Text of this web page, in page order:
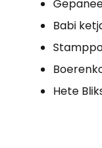
Babi
Hete